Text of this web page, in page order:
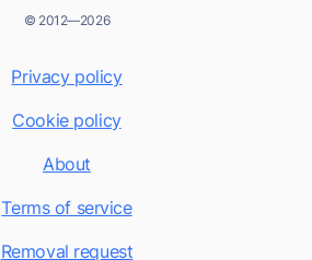
© 2012—2026
Privacy policy
Cookie policy
About
Terms of service
Removal request